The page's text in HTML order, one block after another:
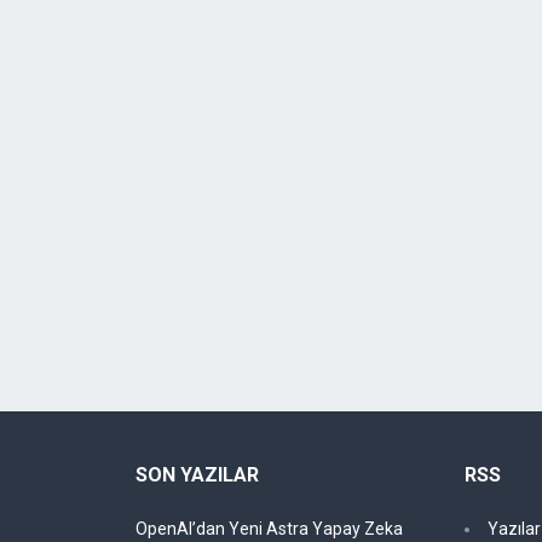
SON YAZILAR
OpenAI’dan Yeni Astra Yapay Zeka
RSS